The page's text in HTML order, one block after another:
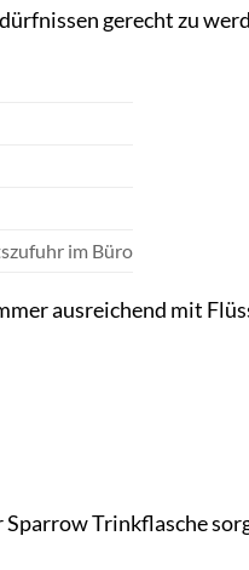
gerecht zu
im Büro
ausreichend mit
Trinkflasche